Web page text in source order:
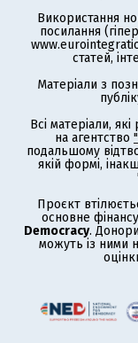
Використання
посилання
статей,
Матеріали з
Всі матеріали,
на агентство
подальшому
якій формі,
Проєкт
основне
Democracy.
можуть із ними